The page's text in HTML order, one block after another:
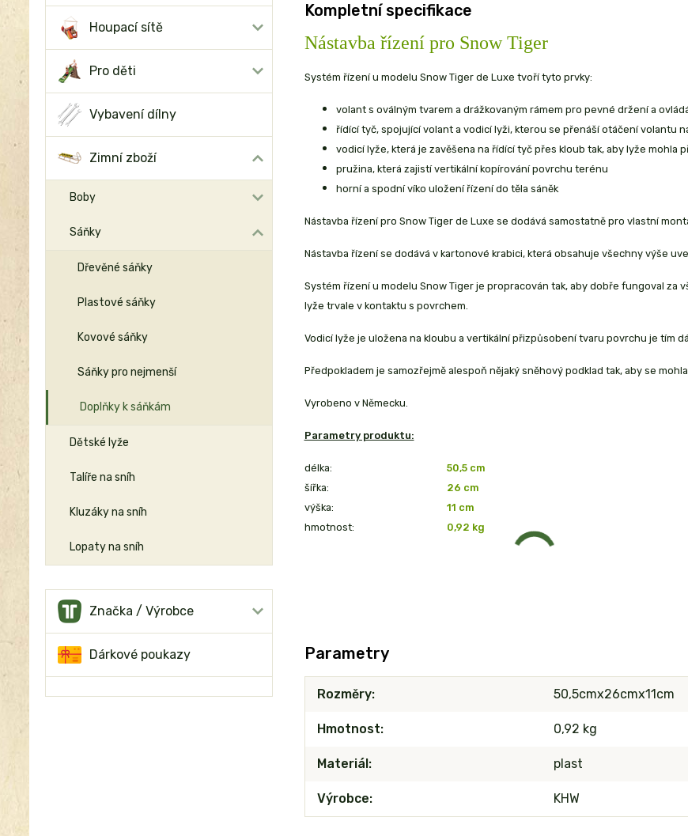
Houpací sítě
Pro děti
Vybavení dílny
Zimní zboží
Boby
Sáňky
Dřevěné sáňky
Plastové sáňky
Kovové sáňky
Sáňky pro nejmenší
Doplňky k sáňkám
Dětské lyže
Talíře na sníh
Kluzáky na sníh
Lopaty na sníh
Značka / Výrobce
Dárkové poukazy
Kompletní specifikace
Nástavba řízení pro Snow Tiger
Systém řízení u modelu Snow Tiger de Luxe tvoří tyto prvky:
volant s oválným tvarem a drážkovaným rámem pro pevné držení a
řídící tyč, spojující volant a vodicí lyži, kterou se přenáší otáčení volantu
vodicí lyže, která je zavěšena na řídící tyč přes kloub tak, aby lyže
pružina, která zajistí vertikální kopírování povrchu terénu
horní a spodní víko uložení řízení do těla sáněk
Nástavba řízení pro Snow Tiger de Luxe se dodává samostatně pro vlastní
Nástavba řízení se dodává v kartonové krabici, která obsahuje všechny výše
Systém řízení u modelu Snow Tiger je propracován tak, aby dobře fungoval za
lyže trvale v kontaktu s povrchem.
Vodicí lyže je uložena na kloubu a vertikální přizpůsobení tvaru povrchu je tím
Předpokladem je samozřejmě alespoň nějaký sněhový podklad tak, aby se
Vyrobeno v Německu.
Parametry produktu:
délka:
50,5 cm
šířka:
26 cm
výška:
11 cm
hmotnost:
0,92 kg
Parametry
Rozměry 50,5cmx26cmx11cm
Hmotnost 0,92 kg
Materiál plast
Výrobce KHW